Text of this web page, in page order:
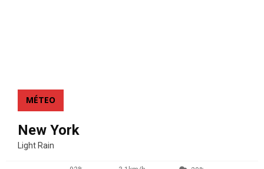
MÉTEO
New York
Light Rain